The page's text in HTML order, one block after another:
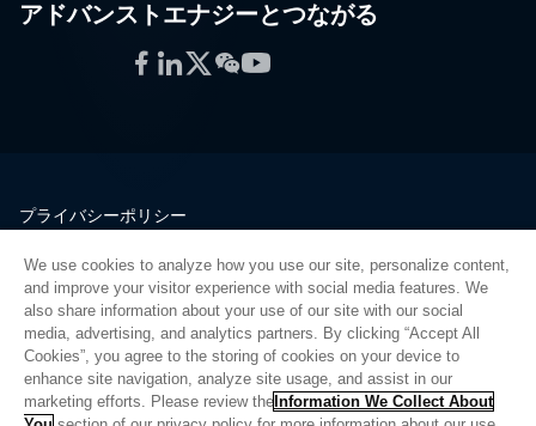
アドバンストエナジーとつながる
Facebook
LinkedIn
Twitter
WeChat
YouTube
プライバシーポリシー
品質
サイトマップ
サプライヤーポータル
UK Modern Slavery Act
Privacy Preferences
We use cookies to analyze how you use our site, personalize content,
and improve your visitor experience with social media features. We
also share information about your use of our site with our social
media, advertising, and analytics partners. By clicking “Accept All
Cookies”, you agree to the storing of cookies on your device to
enhance site navigation, analyze site usage, and assist in our
marketing efforts. Please review the Information We Collect About